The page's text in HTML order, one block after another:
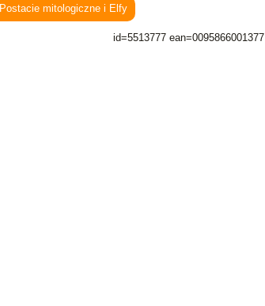
Postacie mitologiczne i Elfy
id=5513777 ean=0095866001377